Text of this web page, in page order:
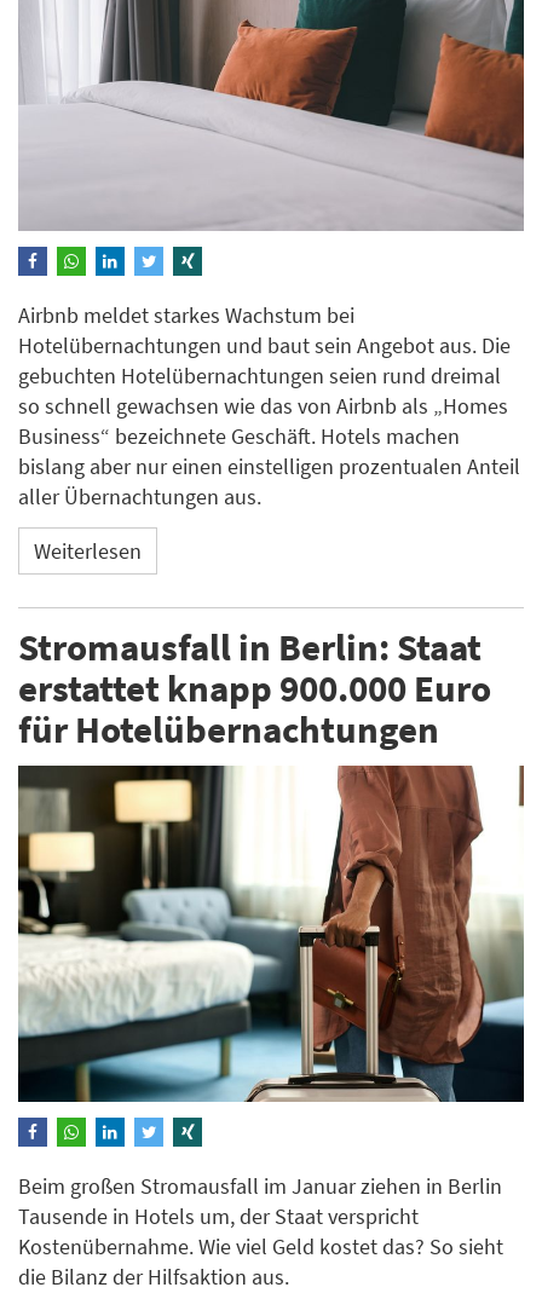
Airbnb meldet starkes Wachstum bei
Hotelübernachtungen und baut sein Angebot aus. Die
gebuchten Hotelübernachtungen seien rund dreimal
so schnell gewachsen wie das von Airbnb als „Homes
Business“ bezeichnete Geschäft. Hotels machen
bislang aber nur einen einstelligen prozentualen Anteil
aller Übernachtungen aus.
Weiterlesen
Stromausfall in Berlin: Staat
erstattet knapp 900.000 Euro
für Hotelübernachtungen
Beim großen Stromausfall im Januar ziehen in Berlin
Tausende in Hotels um, der Staat verspricht
Kostenübernahme. Wie viel Geld kostet das? So sieht
die Bilanz der Hilfsaktion aus.